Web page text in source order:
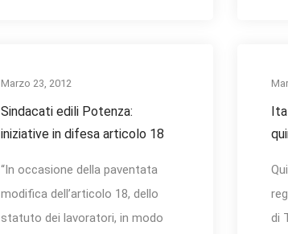
Marzo 23, 2012
Sindacati edili Potenza:
iniziative in difesa articolo 18
“In occasione della paventata
modifica dell’articolo 18, dello
statuto dei lavoratori, in modo
di